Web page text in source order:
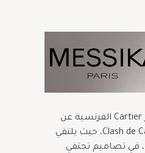
بمناسبة عيد الحب، تكشف دار Cartier الفرنسية عن
فصلٍ جديد من مجموعة Clash de Cartier، حيث يلتقي
في تصاميم تحتفي